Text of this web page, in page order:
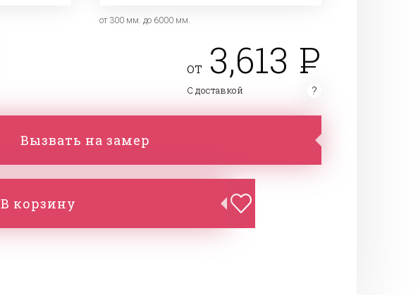
от 300 мм. до 6000 мм.
от 3,613
С доставкой
Вызвать на замер
В корзину